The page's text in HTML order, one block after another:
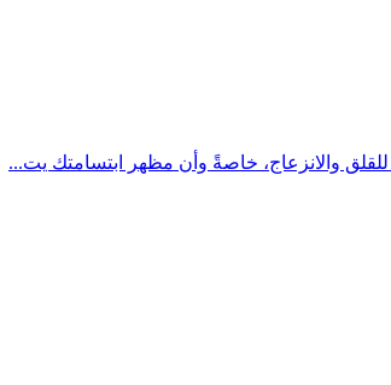
والانزعاج، خاصةً وأن مظهر ابتسامتك يت...